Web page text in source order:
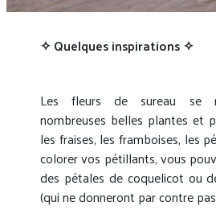
✧ Quelques inspirations ✧
Les fleurs de sureau se
nombreuses belles plantes et
les fraises, les framboises, les
colorer vos pétillants, vous
des pétales de coquelicot ou
(qui ne donneront par contre